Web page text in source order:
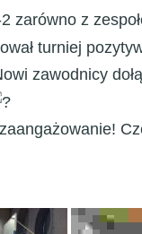
zarówno z
turniej
zawodnicy